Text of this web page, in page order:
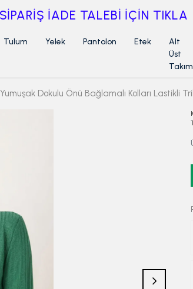
İADE TALEBİ İÇİN TIKLA
Tulum Yelek Pantolon Etek
Alt
Üst
Takım
Dokulu Önü Bağlamalı Kolları Lastikli